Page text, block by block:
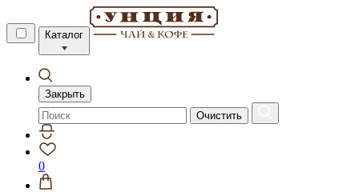
Каталог
Закрыть
Очистить
0